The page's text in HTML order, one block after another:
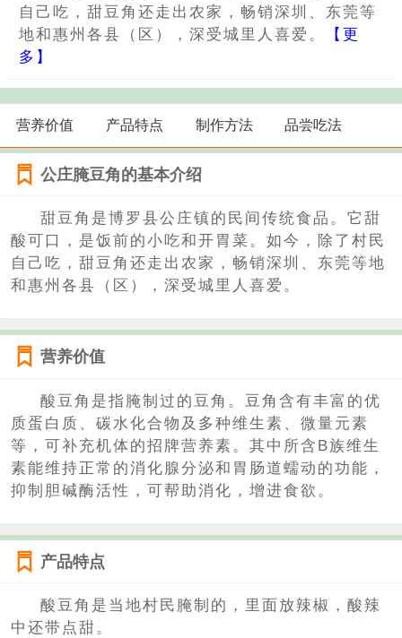
自己吃，甜豆角还走出农家，畅销深圳、东莞等
地和惠州各县（区），深受城里人喜爱。
【更
多】
营养价值 产品特点 制作方法 品尝吃法
公庄腌豆角的基本介绍
甜豆角是博罗县公庄镇的民间传统食品。它甜
酸可口，是饭前的小吃和开胃菜。如今，除了村民
自己吃，甜豆角还走出农家，畅销深圳、东莞等地
和惠州各县（区），深受城里人喜爱。
营养价值
酸豆角是指腌制过的豆角。豆角含有丰富的优
质蛋白质、碳水化合物及多种维生素、微量元素
等，可补充机体的招牌营养素。其中所含B族维生
素能维持正常的消化腺分泌和胃肠道蠕动的功能，
抑制胆碱酶活性，可帮助消化，增进食欲。
产品特点
酸豆角是当地村民腌制的，里面放辣椒，酸辣
中还带点甜。